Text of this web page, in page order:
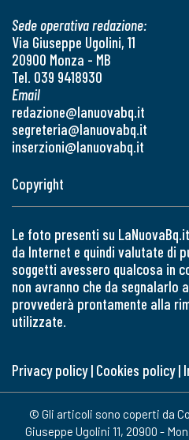
Sede operativa redazione:
Via Giuseppe Ugolini, 11
20900 Monza - MB
Tel. 039 9418930
Email
redazione@lanuovabq.it
segreteria@lanuovabq.it
inserzioni@lanuovabq.it
Copyright
Le foto presenti su
da Internet e quindi valutate di
soggetti avessero qualcosa in
non avranno che da segnalarlo
provvederà prontamente alla
utilizzate.
Privacy policy| Cookies policy|
© Gli articoli sono coperti da
Giuseppe Ugolini 11, 20900 -